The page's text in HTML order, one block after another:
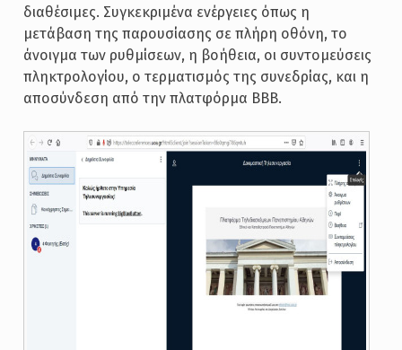
διαθέσιμες. Συγκεκριμένα ενέργειες όπως η
μετάβαση της παρουσίασης σε πλήρη οθόνη, το
άνοιγμα των ρυθμίσεων, η βοήθεια, οι συντομεύσεις
πληκτρολογίου, ο τερματισμός της συνεδρίας, και η
αποσύνδεση από την πλατφόρμα ΒΒΒ.